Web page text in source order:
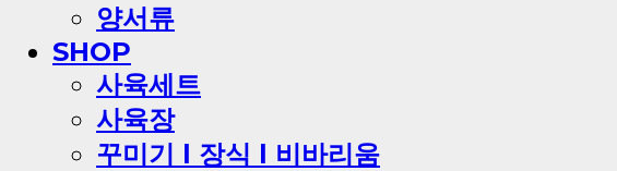
양서류
SHOP
사육세트
사육장
꾸미기 l 장식 l 비바리움